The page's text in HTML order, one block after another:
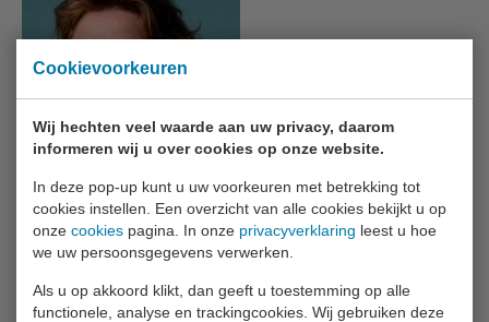
Cookievoorkeuren
Wij hechten veel waarde aan uw privacy, daarom
informeren wij u over cookies op onze website.
In deze pop-up kunt u uw voorkeuren met betrekking tot
cookies instellen. Een overzicht van alle cookies bekijkt u op
onze cookies pagina. In onze privacyverklaring leest u hoe
we uw persoonsgegevens verwerken.
Als u op akkoord klikt, dan geeft u toestemming op alle
functionele, analyse en trackingcookies. Wij gebruiken deze
Wineke Smid
Hoofd onderzoek Van der Hoeven Kliniek